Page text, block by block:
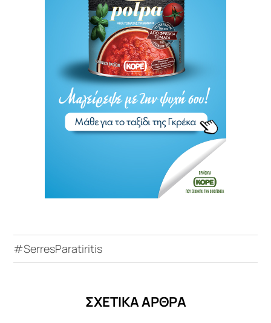
#SerresParatiritis
ΣΧΕΤΙΚΑ ΑΡΘΡΑ